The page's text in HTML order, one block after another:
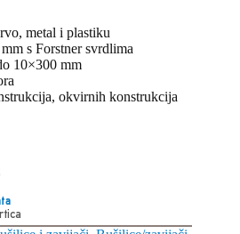
metal i plastiku
s Forstner svrdlima
10×300 mm
okvirnih konstrukcija